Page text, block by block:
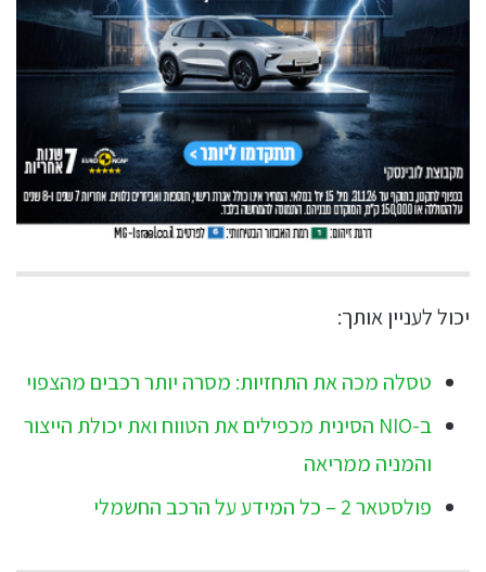
יכול לעניין אותך:
טסלה מכה את התחזיות: מסרה יותר רכבים מהצפוי
ב-NIO הסינית מכפילים את הטווח ואת יכולת הייצור
והמניה ממריאה
פולסטאר 2 – כל המידע על הרכב החשמלי